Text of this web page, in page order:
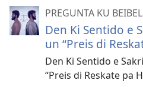
PREGUNTA KU
Den Ki Sentido e
un “Preis di
Den Ki Sentido e
“Preis di Reskate pa